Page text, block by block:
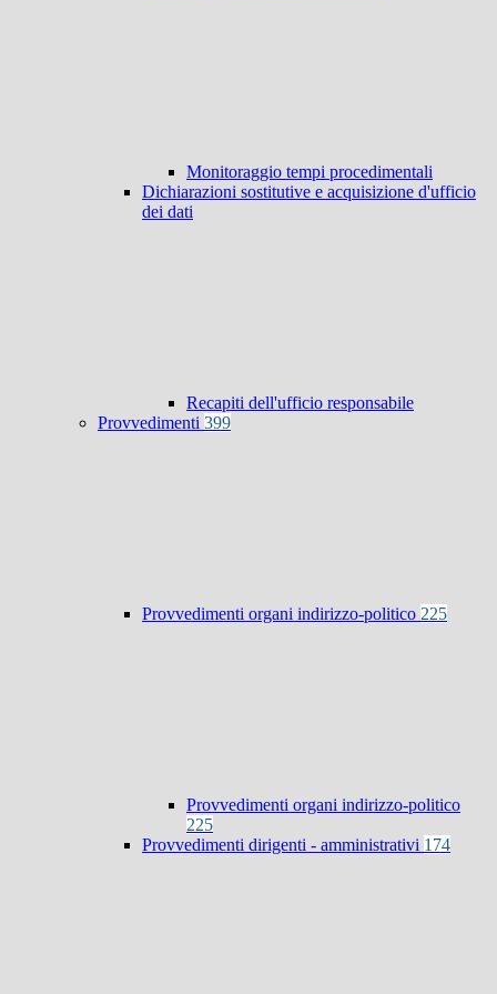
Monitoraggio tempi procedimentali
Dichiarazioni sostitutive e acquisizione d'ufficio
dei dati
Recapiti dell'ufficio responsabile
Provvedimenti 399
Provvedimenti organi indirizzo-politico 225
Provvedimenti organi indirizzo-politico
225
Provvedimenti dirigenti - amministrativi 174